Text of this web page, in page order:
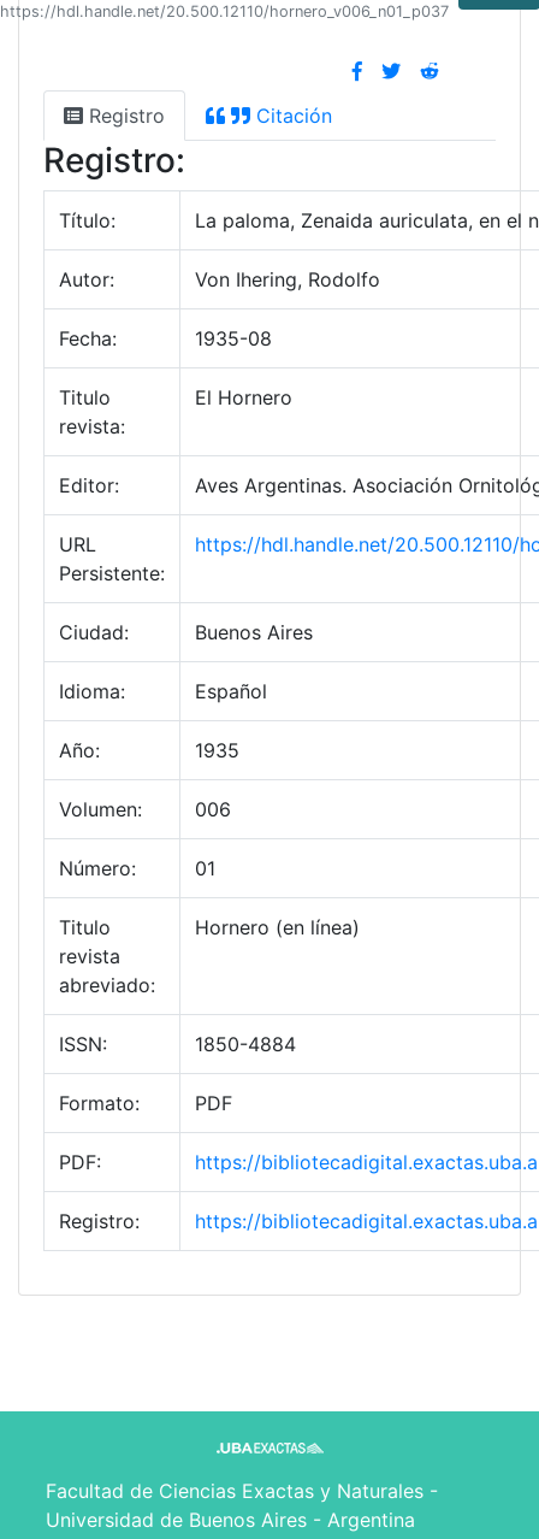
https://hdl.handle.net/20.500.12110/hornero_v006_n01_p037
Registro Citación
Registro:
Título: La paloma, Zenaida auriculata, en el
Autor: Von Ihering, Rodolfo
Fecha: 1935-08
Titulo
revista:
El Hornero
Editor: Aves Argentinas. Asociación
URL
Persistente:
https://hdl.handle.net/20.500.12110/
Ciudad: Buenos Aires
Idioma: Español
Año: 1935
Volumen: 006
Número: 01
Titulo
revista
abreviado:
Hornero (en línea)
ISSN: 1850-4884
Formato: PDF
PDF: https://
Registro: https://
Facultad de Ciencias Exactas y Naturales -
Universidad de Buenos Aires - Argentina